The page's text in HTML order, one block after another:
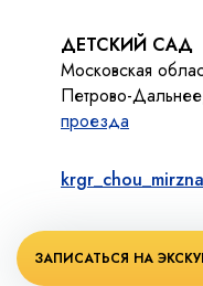
ДЕТСКИЙ САД
Московская
Петрово-
проезда
ЗАПИСАТЬСЯ НА